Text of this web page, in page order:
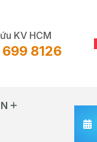
KV HCM
8126